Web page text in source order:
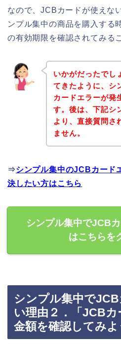
なので、JCBカードが使えな
ンプル集中の商品を購入する
の有効期限を確認されてみる
いかがだったでし
てきたように、シ
カードエラーが発
す。後は、下記シ
より、直接質問さ
ません。
⇒シンプル集中のJCBカード
決したい方はこちら
シンプル集中でJCB
はこちらを
シンプル集中で
い理由２．「JCB
金額を確認してみよ